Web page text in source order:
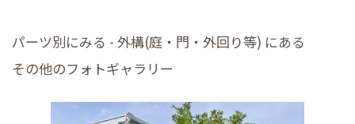
パーツ別にみる - 外構(庭・門・外回り等) にある
その他のフォトギャラリー